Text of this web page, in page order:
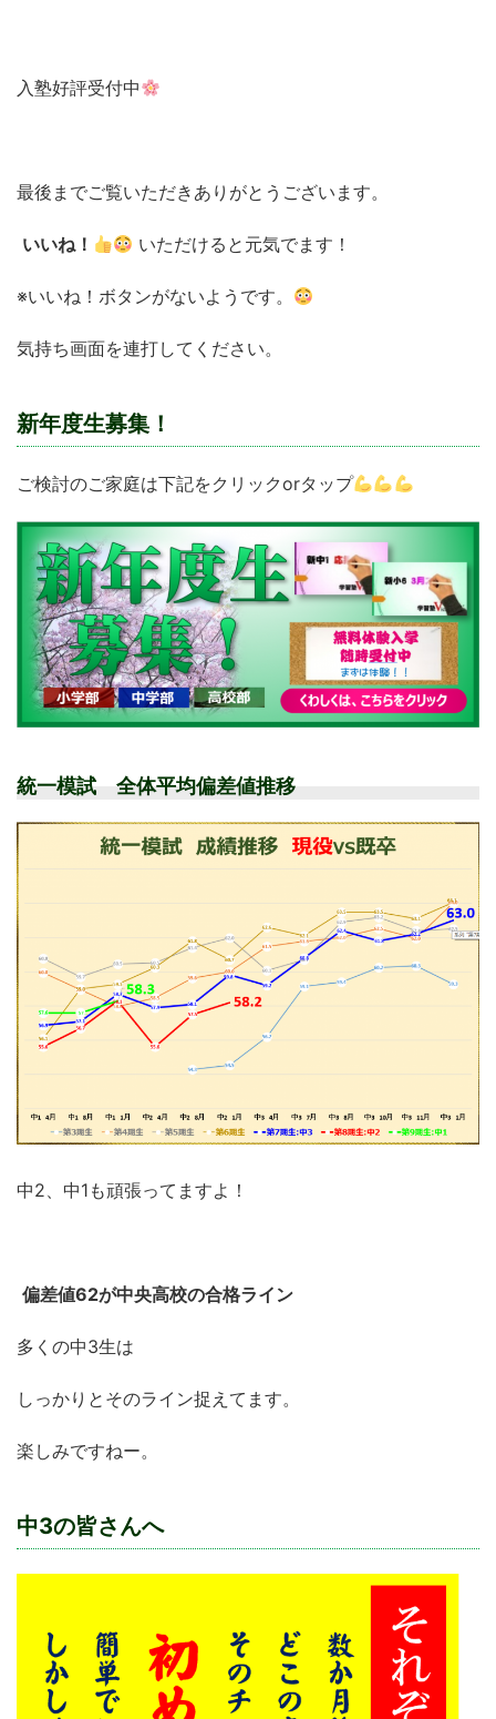
入塾好評受付中
最後までご覧いただきありがとうございます。
いいね！ いただけると元気でます！
※いいね！ボタンがないようです。
気持ち画面を連打してください。
新年度生募集！
ご検討のご家庭は下記をクリックorタップ
統一模試 全体平均偏差値推移
中2、中1も頑張ってますよ！
偏差値62が中央高校の合格ライン
多くの中3生は
しっかりとそのライン捉えてます。
楽しみですねー。
中3の皆さんへ